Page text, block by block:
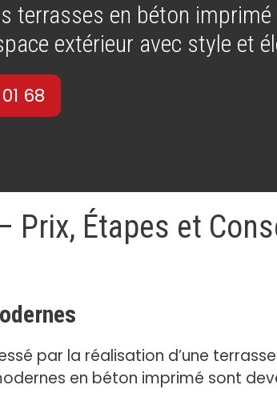
terrasses en béton imprimé
extérieur avec style et
68
Prix, Étapes et
par la réalisation d’une
en béton imprimé sont